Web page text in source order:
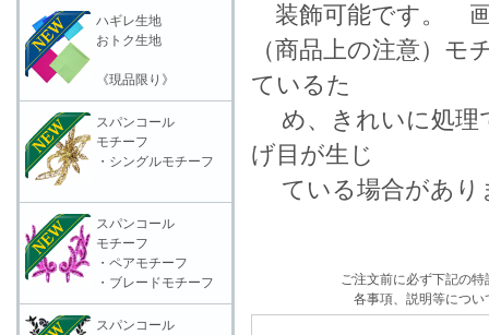
装飾可能です。 画
（商品上の注意）
ているた
め、きれいに処理
げ目が生じ
ている場合があり
ご注文前に必ず下記の
各事項、説明等につい
ハギレ生地
おトク生地
《現品限り》
スパンコール
モチーフ
・シングルモチーフ
スパンコール
モチーフ
・ペアモチーフ
・ブレードモチーフ
スパンコール